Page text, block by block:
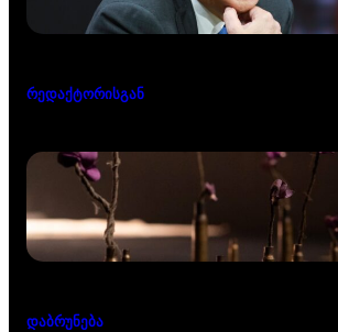
რედაქტორისგან
დაბრუნება